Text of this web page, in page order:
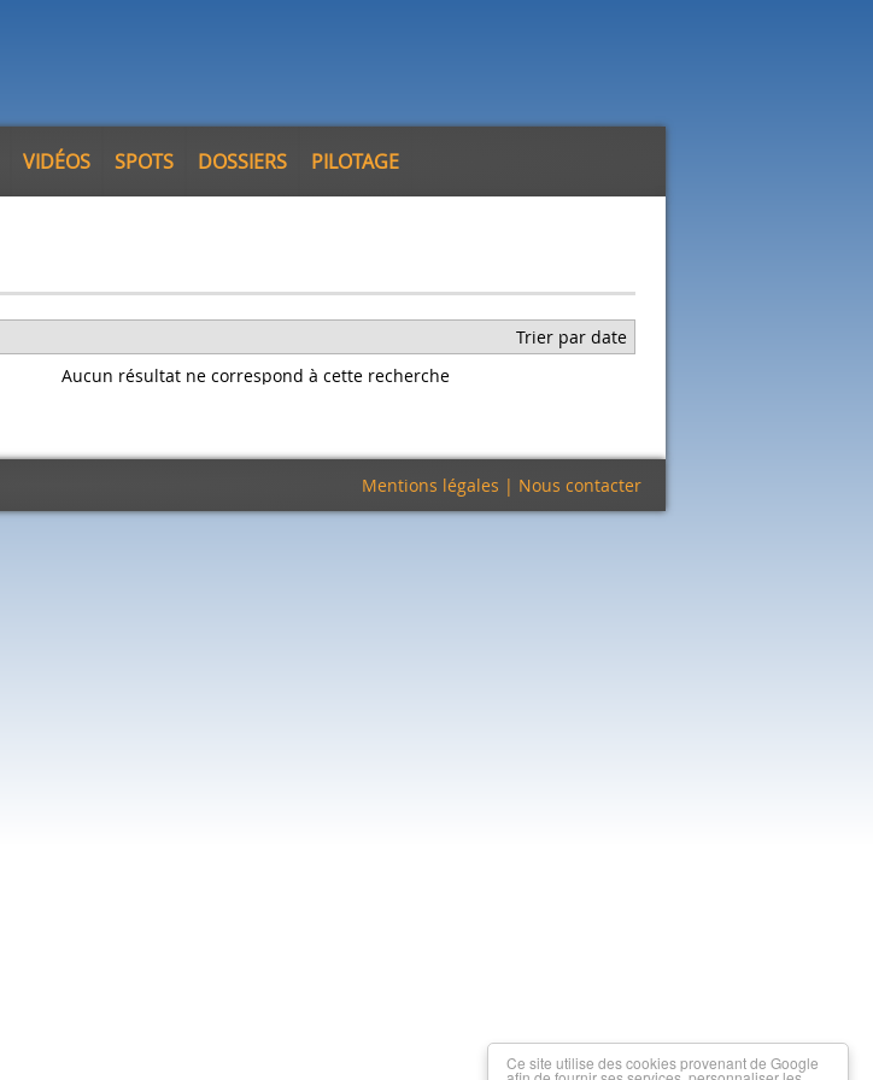
VIDÉOS SPOTS DOSSIERS PILOTAGE
Trier par date
Aucun résultat ne correspond à cette recherche
Mentions légales | Nous contacter
Ce site utilise des cookies provenant de Google